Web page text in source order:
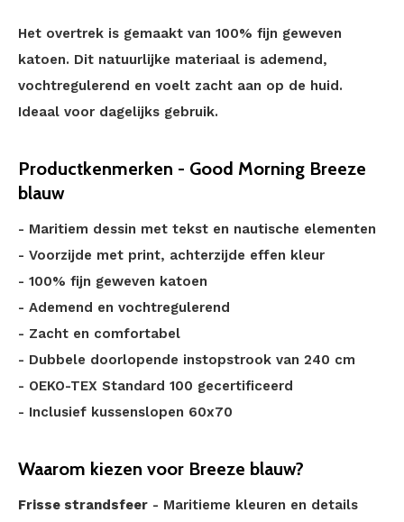
Het overtrek is gemaakt van 100% fijn geweven
katoen. Dit natuurlijke materiaal is ademend,
vochtregulerend en voelt zacht aan op de huid.
Ideaal voor dagelijks gebruik.
Productkenmerken - Good Morning Breeze
blauw
- Maritiem dessin met tekst en nautische elementen
- Voorzijde met print, achterzijde effen kleur
- 100% fijn geweven katoen
- Ademend en vochtregulerend
- Zacht en comfortabel
- Dubbele doorlopende instopstrook van 240 cm
- OEKO-TEX Standard 100 gecertificeerd
- Inclusief kussenslopen 60x70
Waarom kiezen voor Breeze blauw?
Frisse strandsfeer - Maritieme kleuren en details